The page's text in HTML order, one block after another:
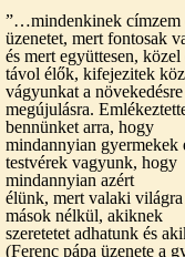
”…mindenkinek címzem
üzenetet, mert fontosak
és mert együttesen, közel
távol élők, kifejezitek
vágyunkat a növekedésre
megújulásra.
bennünket arra, hogy
mindannyian gyermekek
testvérek vagyunk, hogy
mindannyian azért
élünk, mert valaki
mások nélkül, akiknek
szeretetet adhatunk és
(Ferenc pápa üzenete a